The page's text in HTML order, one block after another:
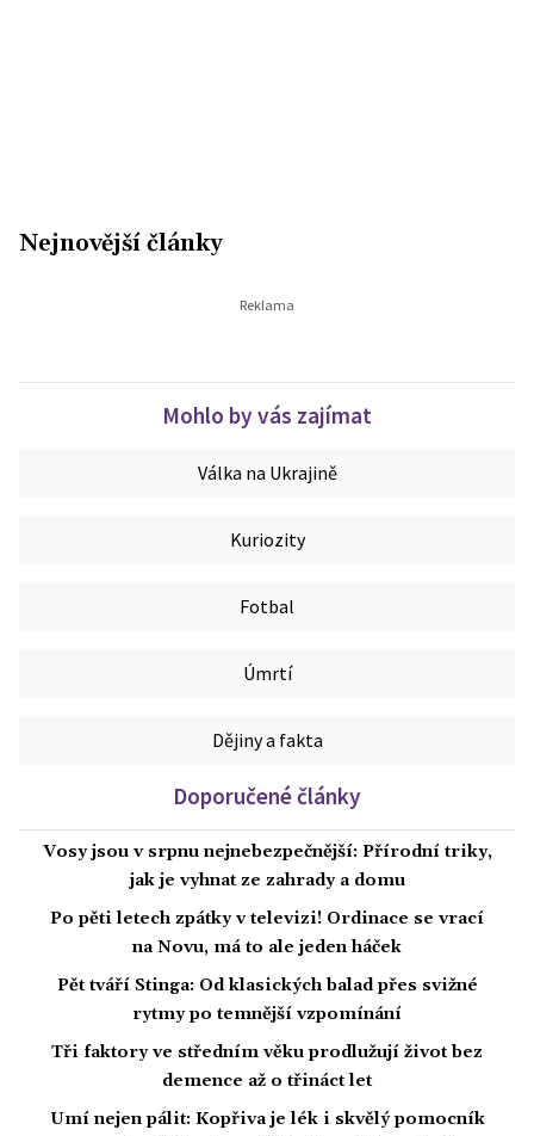
Nejnovější články
Mohlo by vás zajímat
Válka na Ukrajině
Kuriozity
Fotbal
Úmrtí
Dějiny a fakta
Doporučené články
Vosy jsou v srpnu nejnebezpečnější: Přírodní triky,
jak je vyhnat ze zahrady a domu
Po pěti letech zpátky v televizi! Ordinace se vrací
na Novu, má to ale jeden háček
Pět tváří Stinga: Od klasických balad přes svižné
rytmy po temnější vzpomínání
Tři faktory ve středním věku prodlužují život bez
demence až o třináct let
Umí nejen pálit: Kopřiva je lék i skvělý pomocník